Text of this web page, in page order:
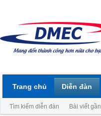
Trang chủ Diễn đàn
Tìm kiếm diễn đàn Bài viết